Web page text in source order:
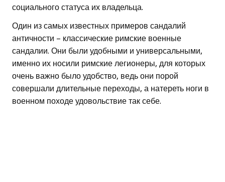
социального статуса их владельца.
Один из самых известных примеров сандалий
античности – классические римские военные
сандалии. Они были удобными и универсальными,
именно их носили римские легионеры, для которых
очень важно было удобство, ведь они порой
совершали длительные переходы, а натереть ноги в
военном походе удовольствие так себе.